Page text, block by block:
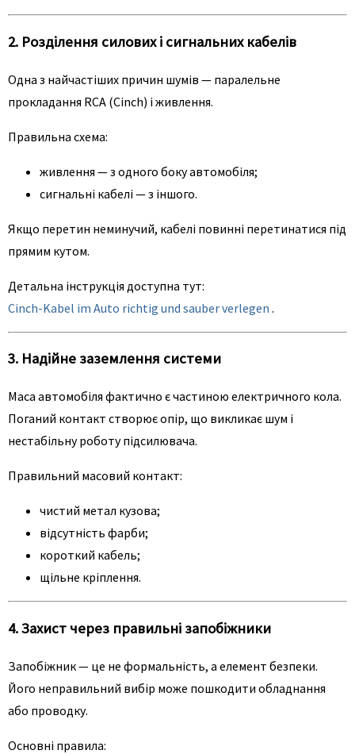
2. Розділення силових і сигнальних кабелів
Одна з найчастіших причин шумів — паралельне
прокладання RCA (Cinch) і живлення.
Правильна схема:
живлення — з одного боку автомобіля;
сигнальні кабелі — з іншого.
Якщо перетин неминучий, кабелі повинні перетинатися під
прямим кутом.
Детальна інструкція доступна тут:
Cinch-Kabel im Auto richtig und sauber verlegen .
3. Надійне заземлення системи
Маса автомобіля фактично є частиною електричного кола.
Поганий контакт створює опір, що викликає шум і
нестабільну роботу підсилювача.
Правильний масовий контакт:
чистий метал кузова;
відсутність фарби;
короткий кабель;
щільне кріплення.
4. Захист через правильні запобіжники
Запобіжник — це не формальність, а елемент безпеки.
Його неправильний вибір може пошкодити обладнання
або проводку.
Основні правила: